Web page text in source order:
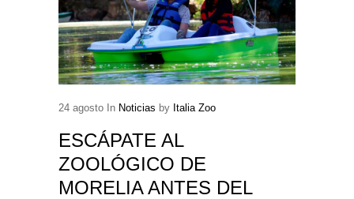
24 agosto In Noticias by Italia Zoo
ESCÁPATE AL
ZOOLÓGICO DE
MORELIA ANTES DEL